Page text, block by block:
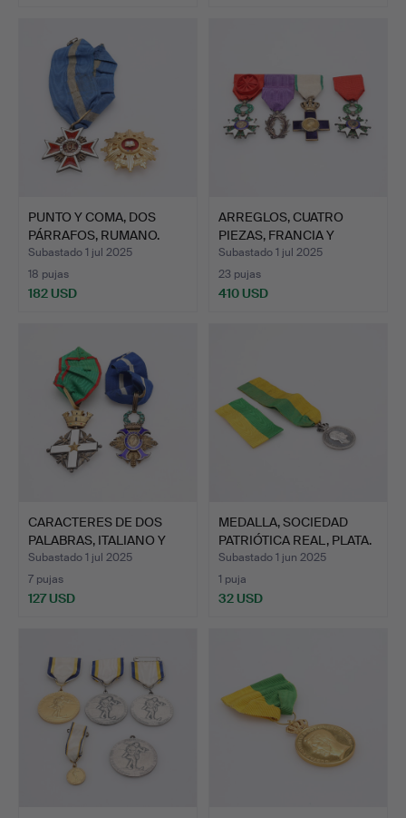
PUNTO Y COMA, DOS
PÁRRAFOS, RUMANO.
Subastado 1 jul 2025
18 pujas
182 USD
ARREGLOS, CUATRO
PIEZAS, FRANCIA Y
RUMANIA.
Subastado 1 jul 2025
23 pujas
410 USD
CARACTERES DE DOS
PALABRAS, ITALIANO Y
ESP…
Subastado 1 jul 2025
7 pujas
127 USD
MEDALLA, SOCIEDAD
PATRIÓTICA REAL, PLATA.
Subastado 1 jun 2025
1 puja
32 USD